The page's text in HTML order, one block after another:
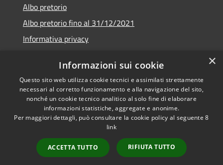
Albo pretorio
Albo pretorio fino al 31/12/2021
Informativa privacy
Dichiarazione di accessibilità
RSS
Copyright © 2026 • Comune di
Municipium•
Accesso
redazione
×
Informazioni sui cookie
Questo sito web utilizza cookie tecnici e assimilati strettamente
necessari al corretto funzionamento e alla navigazione del sito,
nonché un cookie tecnico analitico al solo fine di elaborare
informazioni statistiche, aggregate e anonime.
Per maggiori dettagli, può consultare la cookie policy al seguente8
link
ACCETTA TUTTO RIFIUTA TUTTO